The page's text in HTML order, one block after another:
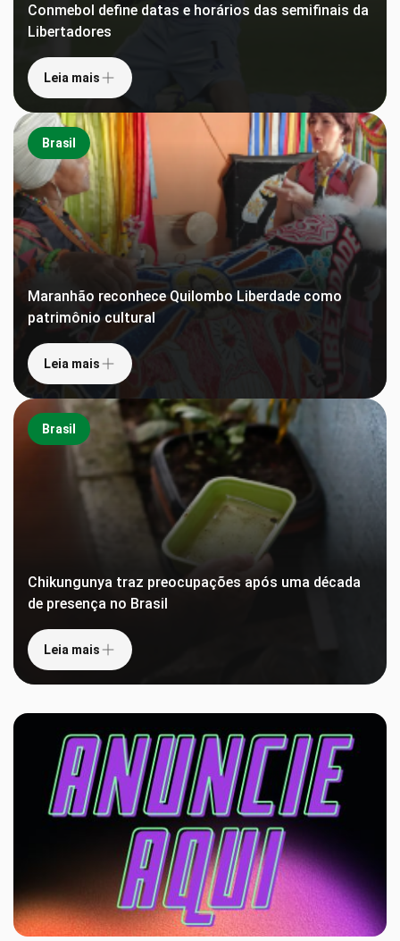
Conmebol define datas e horários das semifinais da
Libertadores
Leia mais
Brasil
Maranhão reconhece Quilombo Liberdade como
patrimônio cultural
Leia mais
Brasil
Chikungunya traz preocupações após uma década
de presença no Brasil
Leia mais